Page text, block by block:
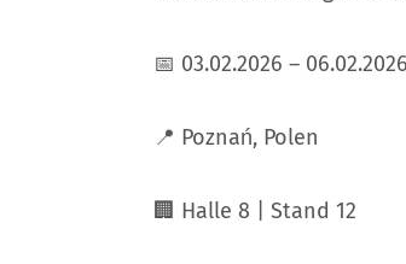
📅 03.02.2026 – 06.02.2026
📍 Poznań, Polen
🏢 Halle 8 | Stand 12